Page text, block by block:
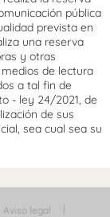
pública
prevista en
una reserva
y otras
de lectura
a tal fin de
- ley 24/2021, de
de sus
sea cual sea su
Aviso legal